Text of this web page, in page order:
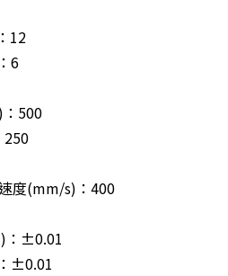
12
6
500
250
度(mm/s)：400
：±0.01
±0.01